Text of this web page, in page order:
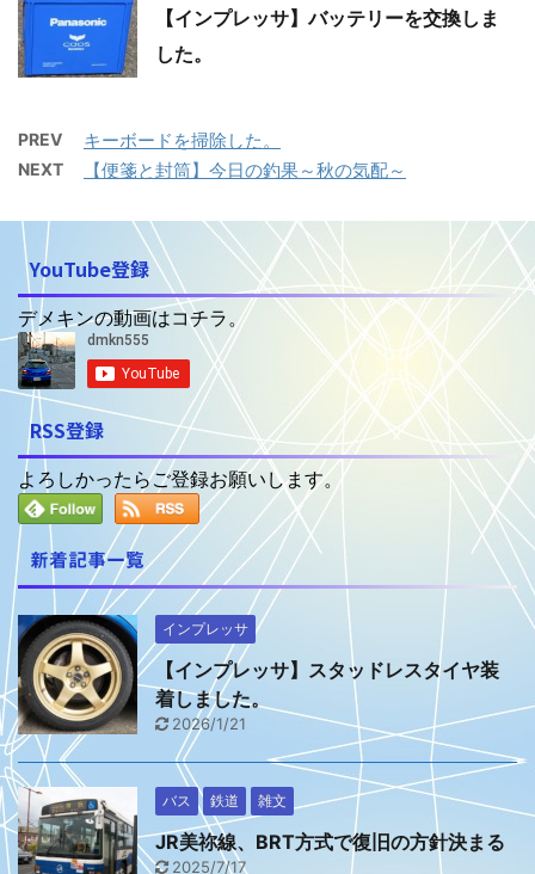
【インプレッサ】バッテリーを交換しま
した。
PREV キーボードを掃除した。
NEXT 【便箋と封筒】今日の釣果～秋の気配～
YouTube登録
デメキンの動画はコチラ。
RSS登録
よろしかったらご登録お願いします。
新着記事一覧
インプレッサ
【インプレッサ】スタッドレスタイヤ装
着しました。
2026/1/21
バス 鉄道 雑文
JR美祢線、BRT方式で復旧の方針決まる
2025/7/17